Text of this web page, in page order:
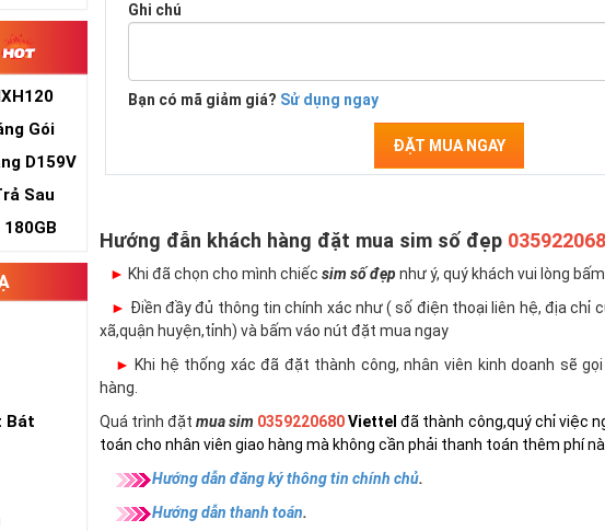
Gói
D159V
Sau
Bát
Ghi chú
Bạn có mã giảm giá? Sử dụng ngay
ĐẶT MUA NGAY
Hướng đẫn khách hàng đặt mua sim số đẹp
► Khi đã chọn cho mình chiếcsim số đẹpnhư ý, quý khách vui lòng
► Điền đầy đủ thông tin chính xác như ( số điện thoại liên hệ, địa chỉ
xã,quận huyện,tỉnh) và bấm váo nút đặt mua ngay
► Khi hệ thống xác đã đặt thành công, nhân viên kinh doanh sẽ
hàng.
Quá trình đặtmua sim 0359220680Viettelđã thành công,quý chỉ việc
toán cho nhân viên giao hàng mà không cần phải thanh toán thêm phí
Hướng dẫn đăng ký thông tin chính chủ.
Hướng dẫn thanh toán.